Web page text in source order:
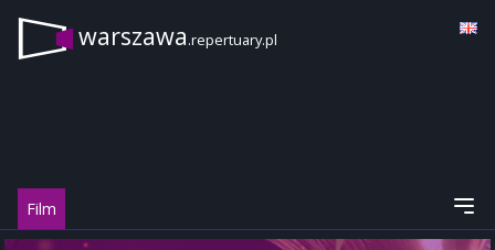
warszawa.repertuary.pl
Film